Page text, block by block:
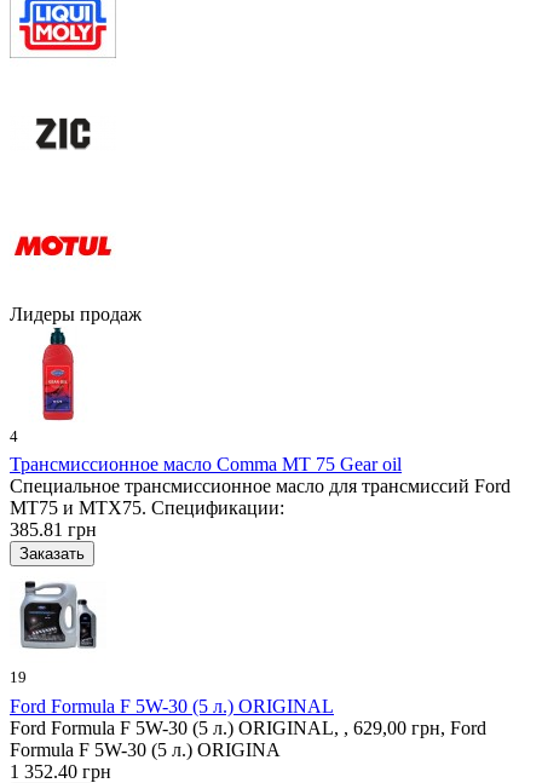
Лидеры продаж
4
Трансмиссионное масло Comma MT 75 Gear oil
Специальное трансмиссионное масло для трансмиссий Ford
MT75 и MTX75. Спецификации:
385.81 грн
19
Ford Formula F 5W-30 (5 л.) ORIGINAL
Ford Formula F 5W-30 (5 л.) ORIGINAL, , 629,00 грн, Ford
Formula F 5W-30 (5 л.) ORIGINA
1 352.40 грн